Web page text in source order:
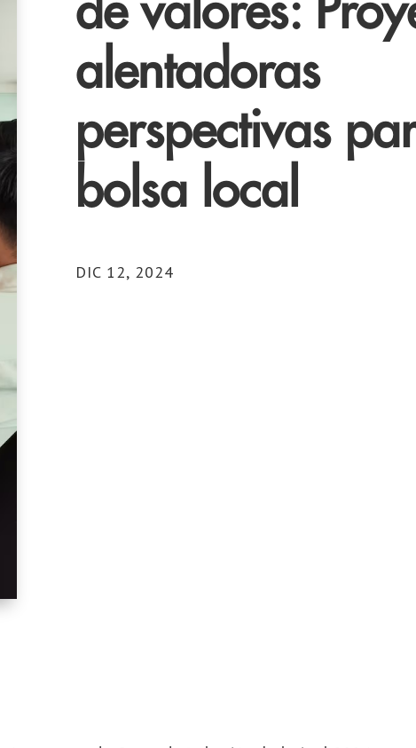
de valores:
alentadoras
perspectivas
bolsa local
DIC 12, 2024